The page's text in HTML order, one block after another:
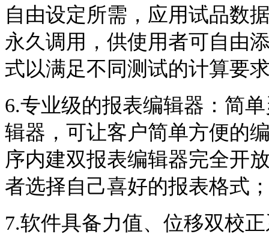
自由设定所需，应用试品数
永久调用，供使用者可自由
式以满足不同测试的计算要
6.专业级的报表编辑器：简
辑器，可让客户简单方便的
序内建双报表编辑器完全开
者选择自己喜好的报表格式
7.软件具备力值、位移双校